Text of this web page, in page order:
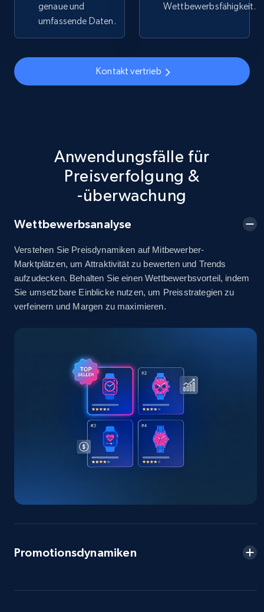
by keywords search
URL, Title, Available, Description, Currency, Initial
TikTok Shop - discover records by shop url
URL, Title, Available, Description, Currency, Initial
price, Final price, Discount percent, and more.
5.4K+ 668+ Jetzt anfangen
Amazon sellers info
Seller id, URL, Seller name, Description, Detailed
378+ Jetzt anfangen
URL, Product id, Title, Seller name, Seller rating,
Seller reviews, Breadcrumbs, Root category, and
2.5K+ 359+ Jetzt anfangen
eBay - Gather data on products using
genaue und
umfassende Daten.
Wettbewerbsfähigkeit.
Kontakt vertrieb
Anwendungsfälle für
Preisverfolgung &
-überwachung
Wettbewerbsanalyse
Verstehen Sie Preisdynamiken auf Mitbewerber-
Marktplätzen, um Attraktivität zu bewerten und Trends
aufzudecken. Behalten Sie einen Wettbewerbsvorteil, indem
Sie umsetzbare Einblicke nutzen, um Preisstrategien zu
verfeinern und Margen zu maximieren.
Promotionsdynamiken